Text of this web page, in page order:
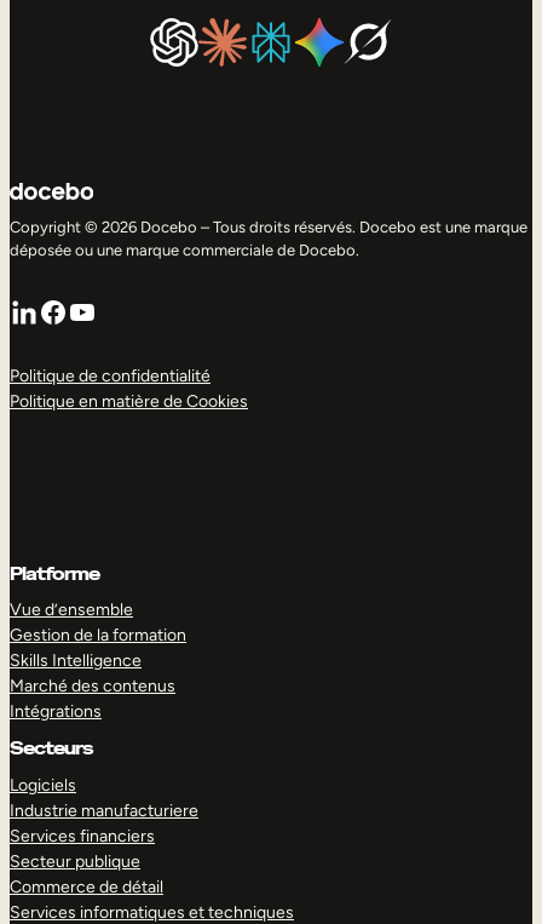
Copyright © 2026 Docebo – Tous droits réservés. Docebo est une marque
déposée ou une marque commerciale de Docebo.
LinkedIn
Facebook
YouTube
Politique de confidentialité
Politique en matière de Cookies
Platforme
Vue d’ensemble
Gestion de la formation
Skills Intelligence
Marché des contenus
Intégrations
Secteurs
Logiciels
Industrie manufacturiere
Services financiers
Secteur publique
Commerce de détail
Services informatiques et techniques